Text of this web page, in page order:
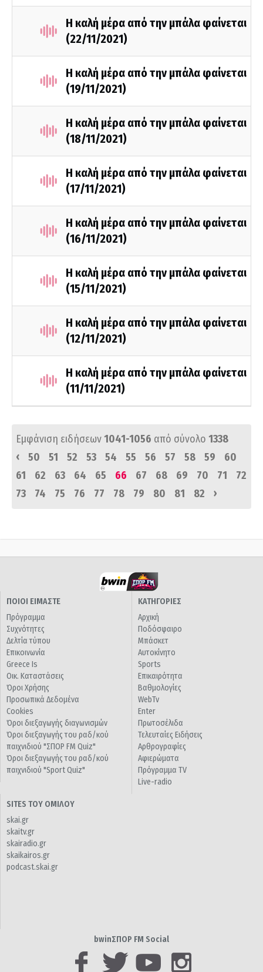
Η καλή μέρα από την μπάλα φαίνεται
(22/11/2021)
Η καλή μέρα από την μπάλα φαίνεται
(19/11/2021)
Η καλή μέρα από την μπάλα φαίνεται
(18/11/2021)
Η καλή μέρα από την μπάλα φαίνεται
(17/11/2021)
Η καλή μέρα από την μπάλα φαίνεται
(16/11/2021)
Η καλή μέρα από την μπάλα φαίνεται
(15/11/2021)
Η καλή μέρα από την μπάλα φαίνεται
(12/11/2021)
Η καλή μέρα από την μπάλα φαίνεται
(11/11/2021)
Εμφάνιση ειδήσεων1041-1056 από σύνολο 1338
‹
50 51 52 53 54 55 56 57 58 59
60
61
62 63 64 65 66 67 68 69 70 71
72
73
74 75 76 77 78 79 80 81 82 ›
ΠΟΙΟΙ ΕΙΜΑΣΤΕ
Πρόγραμμα
Συχνότητες
Δελτία τύπου
Επικοινωνία
Greece Is
Οικ. Καταστάσεις
Όροι Χρήσης
Προσωπικά Δεδομένα
Cookies
Όροι διεξαγωγής διαγωνισμών
Όροι διεξαγωγής του ραδ/κού
παιχνιδιού "ΣΠΟΡ FM Quiz"
Όροι διεξαγωγής του ραδ/κού
παιχνιδιού "Sport Quiz"
ΚΑΤΗΓΟΡΙΕΣ
Αρχική
Ποδόσφαιρο
Μπάσκετ
Αυτοκίνητο
Sports
Επικαιρότητα
Βαθμολογίες
WebTv
Enter
Πρωτοσέλιδα
Τελευταίες Ειδήσεις
Αρθρογραφίες
Αφιερώματα
Πρόγραμμα TV
Live-radio
SITES ΤΟΥ ΟΜΙΛΟΥ
skai.gr
skaitv.gr
skairadio.gr
skaikairos.gr
podcast.skai.gr
bwinΣΠΟΡ FM Social